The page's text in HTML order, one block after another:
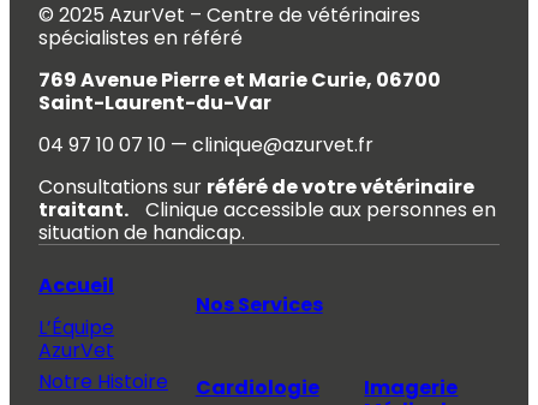
© 2025 AzurVet – Centre de vétérinaires
spécialistes en référé
769 Avenue Pierre et Marie Curie, 06700
Saint-Laurent-du-Var
04 97 10 07 10 — clinique@azurvet.fr
Consultations sur référé de votre vétérinaire
traitant. Clinique accessible aux personnes en
situation de handicap.
Accueil
L’Équipe
AzurVet
Notre Histoire
Nos Services
Cardiologie
Imagerie